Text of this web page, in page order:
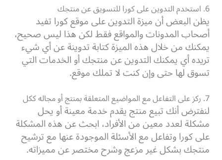
6. استخدم التدوين على كورا للتسويق عن منتجك
يظن البعض أن ميزة التدوين على موقع كورا تفيد
أصحاب المدونات والمواقع فقط لكن هذا ليس صحيح،
يمكنك من خلال هذه الميزة كتابة تدوينة عن أي شيء
تريده أي يمكنك التدوين عن منتجك أو الخدمات التي
تسوق لها حتى وإن كنت لا تملك موقع.
7. ركز على التفاعل مع المواضيع المتعلقة بمنتج أو مجاله ككل
لنفترض أنك تبيع منتج يقدم خدمة معينة أو يحل
مشكلة لعدد معين من الأفراد، ابحث عن هذه المشكلة
على كورا وتفاعل مع الأسئلة الموجودة عنها مع ترشيح
منتجك بشكل غير مزعج وشرح مختصر عن مميزاته.